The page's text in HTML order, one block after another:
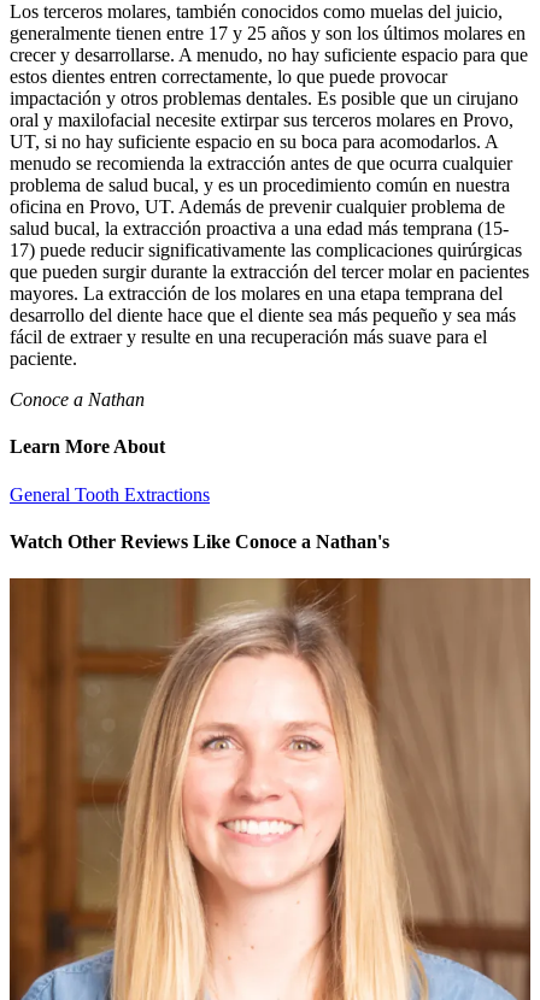
Los terceros molares, también conocidos como muelas del juicio,
generalmente tienen entre 17 y 25 años y son los últimos molares en
crecer y desarrollarse. A menudo, no hay suficiente espacio para que
estos dientes entren correctamente, lo que puede provocar
impactación y otros problemas dentales. Es posible que un cirujano
oral y maxilofacial necesite extirpar sus terceros molares en Provo,
UT, si no hay suficiente espacio en su boca para acomodarlos. A
menudo se recomienda la extracción antes de que ocurra cualquier
problema de salud bucal, y es un procedimiento común en nuestra
oficina en Provo, UT. Además de prevenir cualquier problema de
salud bucal, la extracción proactiva a una edad más temprana (15-
17) puede reducir significativamente las complicaciones quirúrgicas
que pueden surgir durante la extracción del tercer molar en pacientes
mayores. La extracción de los molares en una etapa temprana del
desarrollo del diente hace que el diente sea más pequeño y sea más
fácil de extraer y resulte en una recuperación más suave para el
paciente.
Conoce a Nathan
Learn More About
General Tooth Extractions
Watch Other Reviews Like Conoce a Nathan's